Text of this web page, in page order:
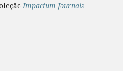
Impactum Journals